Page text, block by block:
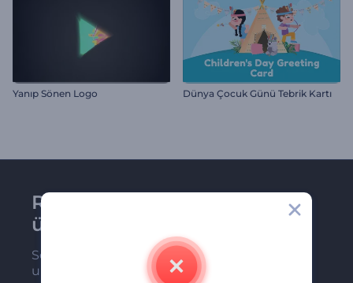
Yanıp Sönen Logo Dünya Çocuk Günü Tebrik Kartı
Renderforest bültenine
üye olun
Son haber ve tekliflerimiz ilk olarak size
ulaşsın